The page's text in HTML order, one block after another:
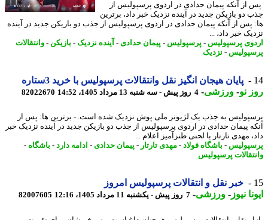
آنکه پیمان حدادی در اردوی پرسپولیس از
دو بازیکن جدید در آینده نزدیک خبر داد، برترین
پس از آنکه پیمان حدادی در اردوی پرسپولیس از جذب دو بازیکن جدید در آینده
خبر داد، ...
پرسپولیس-پرسپولیس-پیمان حدادی-آینده نزدیک -بازیکن -وانتقالات
-نزدیک
پایان هیجان انگیز نقل وانتقالات پرسپولیس با خرید 3ستاره
نو- ورزشی-4 روز پیش - سه شنبه 13 مرداد 1405، 14:52 82022670
به جذب یک لژیونر ملی پوش نزدیک شده است. - برترین ها: پس از
پیمان حدادی در اردوی پرسپولیس از جذب دو بازیکن جدید در آینده نزدیک خبر
مهدی تارتار با لحنی طنزآمیز اعلام ...
-باشگاه فولاد-مهدی تارتار- پیمان حدادی-ادامه دارد - باشگاه-
پرسپولیس
خبر نقل و انتقالات پرسپولیس امروز
نیوز-ورزشی-7 روز پیش - یکشنبه 11 مرداد 1405، 12:16 82007605